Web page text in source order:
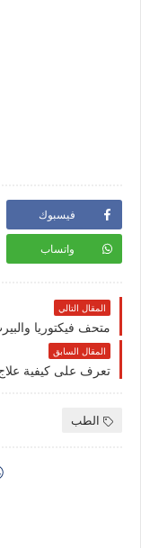
فيسبوك
واتساب
المقال التالي
متحف فيكتوريا
المقال السابق
تعرف على كيفية
الطب